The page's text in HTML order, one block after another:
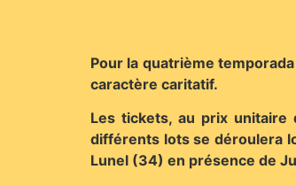
Pour la quatrième
caractère caritatif.
Les tickets, au prix unitaire
différents lots se déroulera
Lunel (34) en présence de